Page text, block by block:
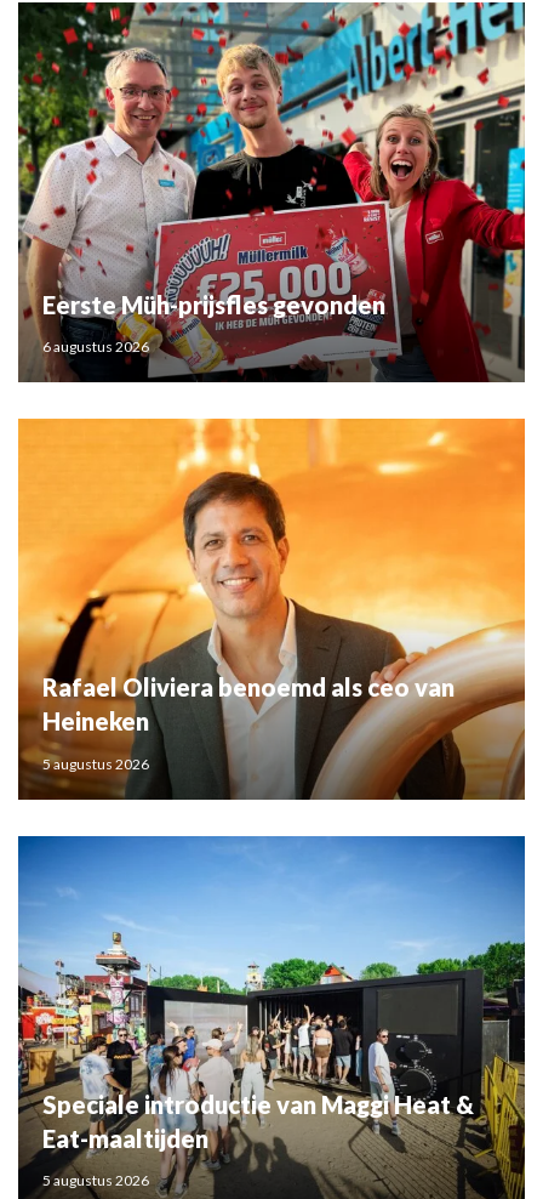
Eerste Müh-prijsfles gevonden
6 augustus 2026
Rafael Oliviera benoemd als ceo van
Heineken
5 augustus 2026
Speciale introductie van Maggi Heat &
Eat-maaltijden
5 augustus 2026